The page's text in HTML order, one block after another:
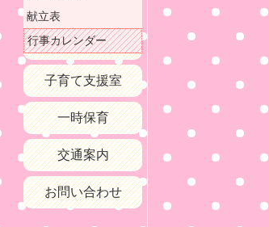
献立表
行事カレンダー
子育て支援室
一時保育
交通案内
お問い合わせ